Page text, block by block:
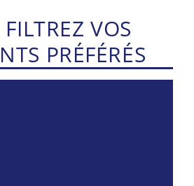
VOS
PRÉFÉRÉS